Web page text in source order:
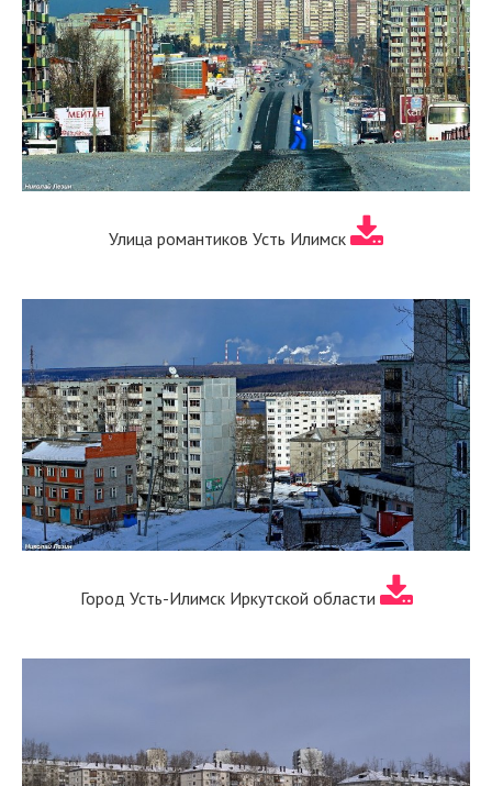
Улица романтиков Усть Илимск
Город Усть-Илимск Иркутской области